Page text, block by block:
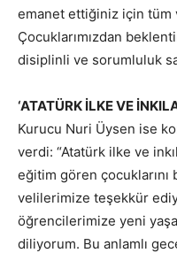
emanet ettiğiniz için
Çocuklarımızdan
disiplinli ve sorumluluk
‘ATATÜRK İLKE VE
Kurucu Nuri Üysen ise
verdi: “Atatürk ilke ve
eğitim gören
velilerimize teşekkür
öğrencilerimize yeni
diliyorum. Bu anlamlı